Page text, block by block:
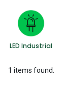
LED Industrial
1 items found.